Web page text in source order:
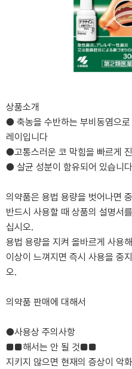
상품소개
● 축농을 수반하는 부비동염으
레이입니다
●고통스러운 코 막힘을 빠르게
● 살균 성분이 함유되어 있습니다
의약품은 용법 용량을 벗어나면
반드시 사용할 때 상품의 설명서
십시오.
용법 용량을 지켜 올바르게 사용
이상이 느껴지면 즉시 사용을 중
오.
의약품 판매에 대해서
●사용상 주의사항
■■해서는 안 될 것■■
지키지 않으면 현재의 증상이 악